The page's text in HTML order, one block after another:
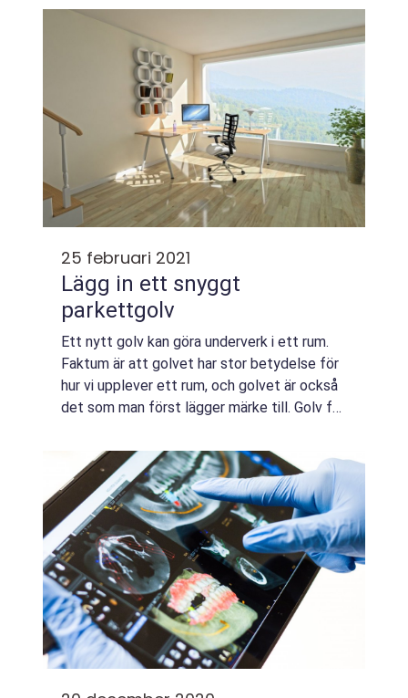
det dock att pumpar fungerar sämre
25 februari 2021
Lägg in ett snyggt
parkettgolv
Ett nytt golv kan göra underverk i ett rum.
Faktum är att golvet har stor betydelse för
hur vi upplever ett rum, och golvet är också
det som man först lägger märke till. Golv får
gå på, exempelvis somparket...